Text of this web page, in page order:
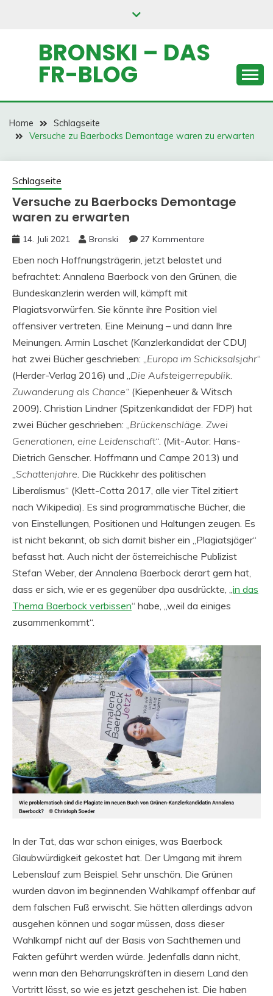
BRONSKI – DAS
FR-BLOG
Home
Schlagseite
Versuche zu Baerbocks Demontage waren zu erwarten
Schlagseite
Versuche zu Baerbocks Demontage
waren zu erwarten
14. Juli 2021 Bronski 27 Kommentare
Eben noch Hoffnungsträgerin, jetzt belastet und
befrachtet: Annalena Baerbock von den Grünen, die
Bundeskanzlerin werden will, kämpft mit
Plagiatsvorwürfen. Sie könnte ihre Position viel
offensiver vertreten. Eine Meinung – und dann Ihre
Meinungen. Armin Laschet (Kanzlerkandidat der CDU)
hat zwei Bücher geschrieben: „Europa im Schicksalsjahr“
(Herder-Verlag 2016) und „Die Aufsteigerrepublik.
Zuwanderung als Chance“ (Kiepenheuer & Witsch
2009). Christian Lindner (Spitzenkandidat der FDP) hat
zwei Bücher geschrieben: „Brückenschläge. Zwei
Generationen, eine Leidenschaft“. (Mit-Autor: Hans-
Dietrich Genscher. Hoffmann und Campe 2013) und
„Schattenjahre. Die Rückkehr des politischen
Liberalismus“ (Klett-Cotta 2017, alle vier Titel zitiert
nach Wikipedia). Es sind programmatische Bücher, die
von Einstellungen, Positionen und Haltungen zeugen. Es
ist nicht bekannt, ob sich damit bisher ein „Plagiatsjäger“
befasst hat. Auch nicht der österreichische Publizist
Stefan Weber, der Annalena Baerbock derart gern hat,
dass er sich, wie er es gegenüber dpa ausdrückte, „in das
Thema Baerbock verbissen“ habe, „weil da einiges
zusammenkommt“.
In der Tat, das war schon einiges, was Baerbock
Glaubwürdigkeit gekostet hat. Der Umgang mit ihrem
Lebenslauf zum Beispiel. Sehr unschön. Die Grünen
wurden davon im beginnenden Wahlkampf offenbar auf
dem falschen Fuß erwischt. Sie hätten allerdings advon
ausgehen können und sogar müssen, dass dieser
Wahlkampf nicht auf der Basis von Sachthemen und
Fakten geführt werden würde. Jedenfalls dann nicht,
wenn man den Beharrungskräften in diesem Land den
Vortritt lässt, so wie es jetzt geschehen ist. Die haben